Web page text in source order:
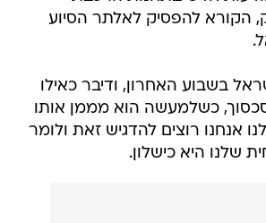
הקורא להפסיק לאלתר הסיוע
בשבוע האחרון, ודיבר כאילו
כשלמעשה הוא מממן אותו
אנחנו רוצים להדגיש זאת ולומר
שלנו היא כישלון.